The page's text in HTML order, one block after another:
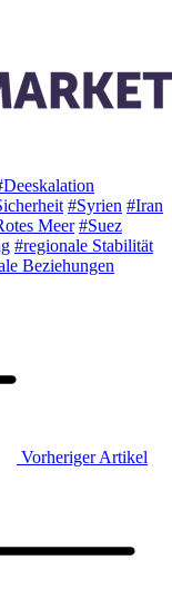
#Syrien #Iran
Meer #Suez
#regionale Stabilität
Beziehungen
Vorheriger Artikel